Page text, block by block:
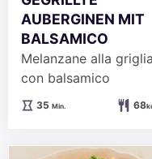
AUBERGINEN MIT
BALSAMICO
Melanzane alla griglia
con balsamico
35Minuten
Min. 68